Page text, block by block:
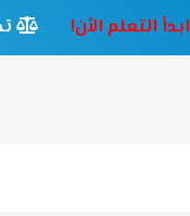
ابدأ التعلم الأن!